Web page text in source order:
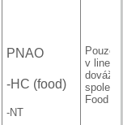
PNAO
-HC (food)
-NT
Pouze
v liner-
Food